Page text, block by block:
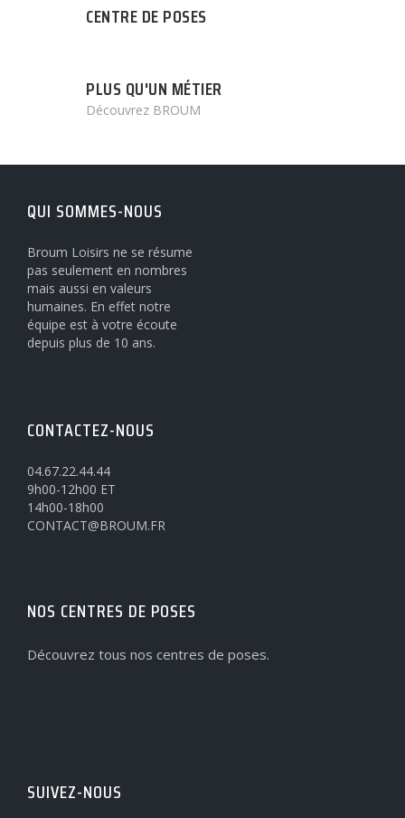
CENTRE DE POSES
PLUS QU'UN MÉTIER
Découvrez BROUM
QUI SOMMES-NOUS
Broum Loisirs ne se résume
pas seulement en nombres
mais aussi en valeurs
humaines. En effet notre
équipe est à votre écoute
depuis plus de 10 ans.
CONTACTEZ-NOUS
04.67.22.44.44
9h00-12h00 ET
14h00-18h00
CONTACT@BROUM.FR
NOS CENTRES DE POSES
Découvrez tous nos centres de poses.
SUIVEZ-NOUS